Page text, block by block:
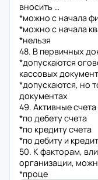
вносить …
*можно с начала
*можно с начала
*нельзя
48. В первичных
*допускаются
кассовых
*допускаются, но
документах
49. Активные
*по дебету счета
*по кредиту счета
*по дебиту и
50. К факторам,
организации,
*проце